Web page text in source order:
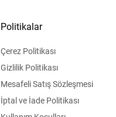
Politikalar
Çerez Politikası
Gizlilik Politikası
Mesafeli Satış Sözleşmesi
İptal ve İade Politikası